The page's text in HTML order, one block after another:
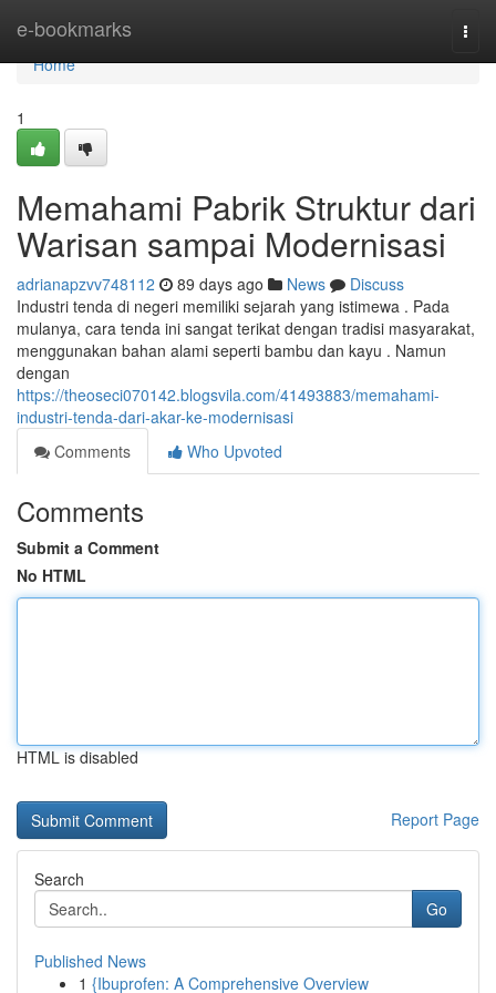
e-bookmarks
Home
Home
1
Memahami Pabrik Struktur dari
Warisan sampai Modernisasi
adrianapzvv748112 89 days ago News
Discuss
Industri tenda di negeri memiliki sejarah yang istimewa . Pada
mulanya, cara tenda ini sangat terikat dengan tradisi masyarakat,
menggunakan bahan alami seperti bambu dan kayu . Namun
dengan
https://theoseci070142.blogsvila.com/41493883/memahami-
industri-tenda-dari-akar-ke-modernisasi
Comments
Who Upvoted
Comments
Submit a Comment
No HTML
HTML is disabled
Report Page
Search
Go
Published News
1 {Ibuprofen: A Comprehensive Overview